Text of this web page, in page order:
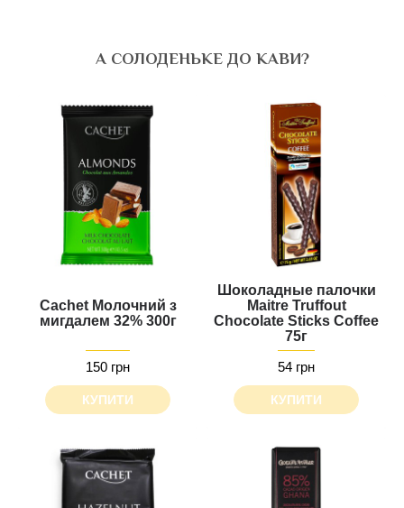
А СОЛОДЕНЬКЕ ДО КАВИ?
Cachet Молочний з
мигдалем 32% 300г
150 грн
КУПИТИ
Шоколадные палочки
Maitre Truffout
Chocolate Sticks Сoffee
75г
54 грн
КУПИТИ